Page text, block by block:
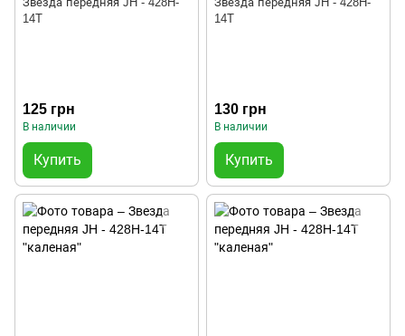
14T
125 грн
В наличии
Купить
14T
130 грн
В наличии
Купить